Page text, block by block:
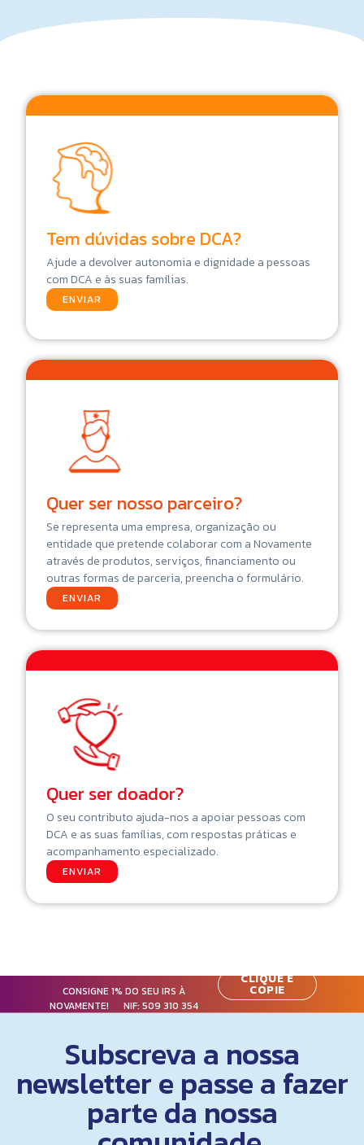
Tem dúvidas sobre DCA?
Ajude a devolver autonomia e dignidade a pessoas
com DCA e às suas famílias.
ENVIAR
Quer ser nosso parceiro?
Se representa uma empresa, organização ou
entidade que pretende colaborar com a Novamente
através de produtos, serviços, financiamento ou
outras formas de parceria, preencha o formulário.
ENVIAR
Quer ser doador?
O seu contributo ajuda-nos a apoiar pessoas com
DCA e as suas famílias, com respostas práticas e
acompanhamento especializado.
ENVIAR
CONSIGNE 1% DO SEU IRS À
NOVAMENTE! NIF:509 310 354
CLIQUE E
COPIE
Subscreva a nossa
newsletter e passe a fazer
parte da nossa